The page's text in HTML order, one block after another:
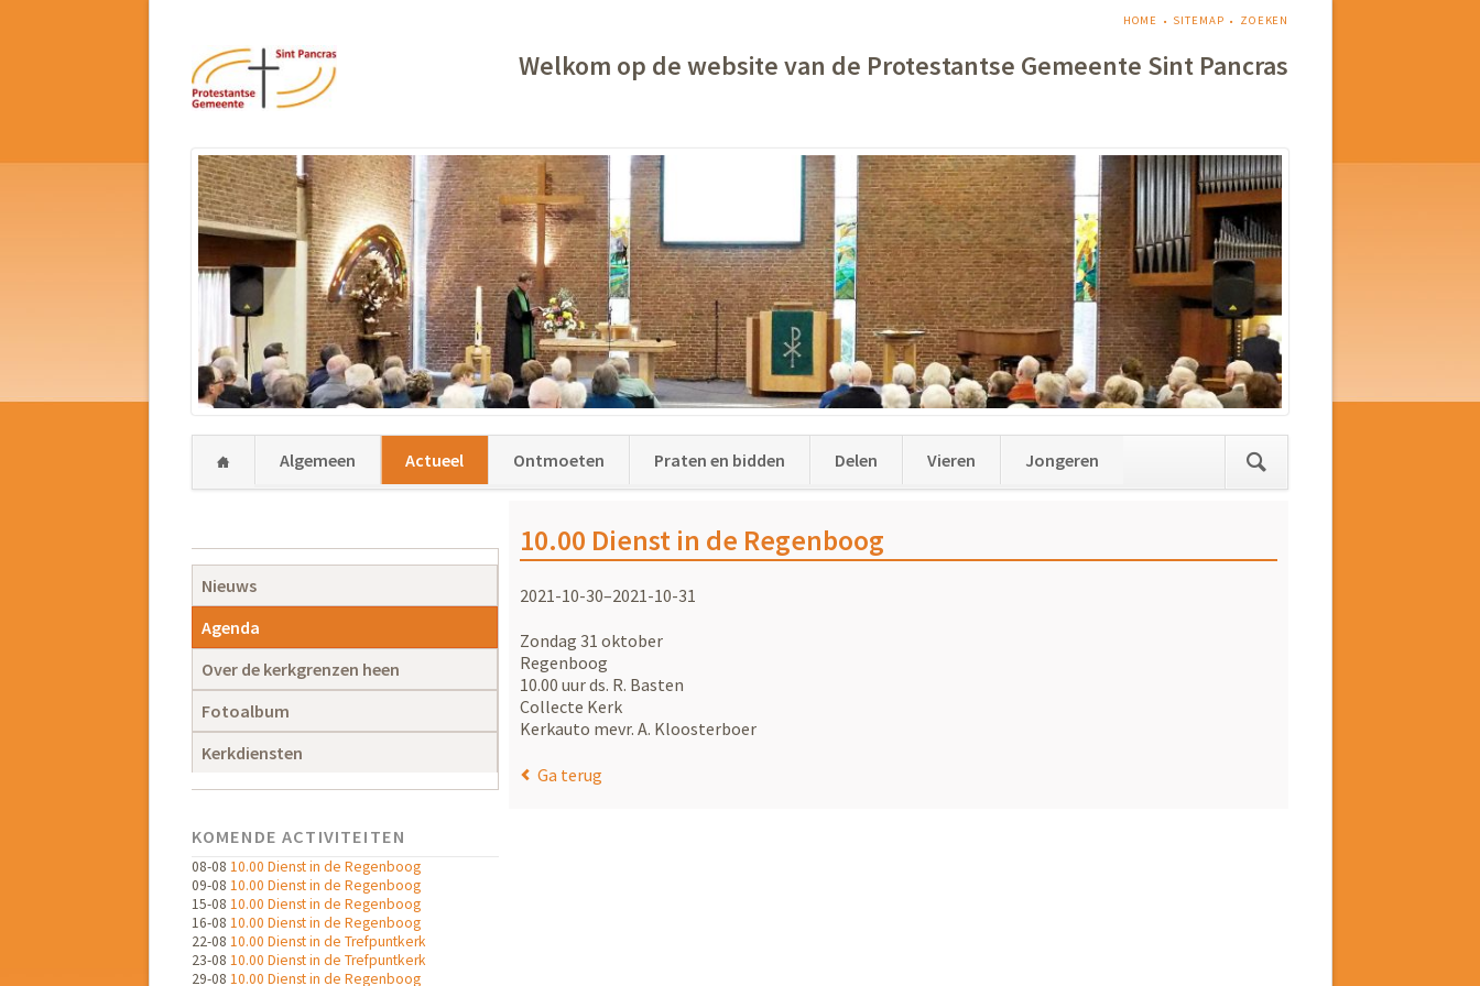
NAVIGATIE
HOME SITEMAP ZOEKEN
Welkom op de website van de Protestantse Gemeente Sint Pancras
NavigatieAlgemeen Actueel Ontmoeten Praten en bidden Delen Vieren
Jongeren
10.00 Dienst in de Regenboog
2021-10-30–2021-10-31
Zondag 31 oktober
Regenboog
10.00 uur ds. R. Basten
Collecte Kerk
Kerkauto mevr. A. Kloosterboer
Ga terug
Navigatie
overslaan
Nieuws
Agenda
Over de kerkgrenzen heen
Fotoalbum
Kerkdiensten
KOMENDE ACTIVITEITEN
08-08 10.00 Dienst in de Regenboog
09-08 10.00 Dienst in de Regenboog
15-08 10.00 Dienst in de Regenboog
16-08 10.00 Dienst in de Regenboog
22-08 10.00 Dienst in de Trefpuntkerk
23-08 10.00 Dienst in de Trefpuntkerk
29-08 10.00 Dienst in de Regenboog